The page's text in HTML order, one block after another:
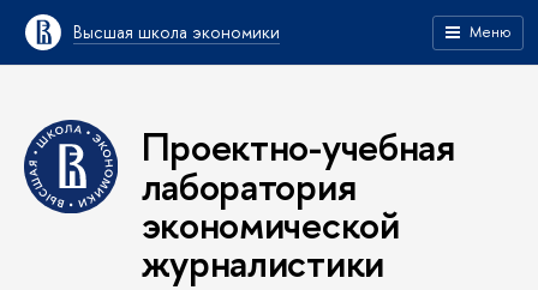
Высшая школа экономики Меню
Проектно-учебная
лаборатория
экономической
журналистики